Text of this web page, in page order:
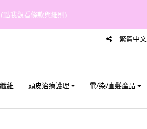
細則)
繁體中文
維 頭皮治療護理
電/染/直髮產品